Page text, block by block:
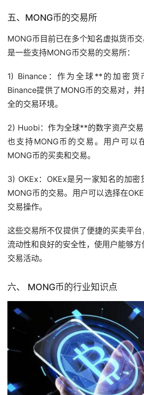
五、MONG币的交易所
MONG币目前已在多个知名虚拟货币
是一些支持MONG币交易的交易所：
1) Binance：作为全球**的加密货
Binance提供了MONG币的交易对，
全的交易环境。
2) Huobi：作为全球**的数字资产交
也支持MONG币的交易。用户可以
MONG币的买卖和交易。
3) OKEx：OKEx是另一家知名的加密
MONG币的交易。用户可以选择在
交易操作。
这些交易所不仅提供了便捷的买卖平
流动性和良好的安全性，使用户能够
交易活动。
六、 MONG币的行业知识点